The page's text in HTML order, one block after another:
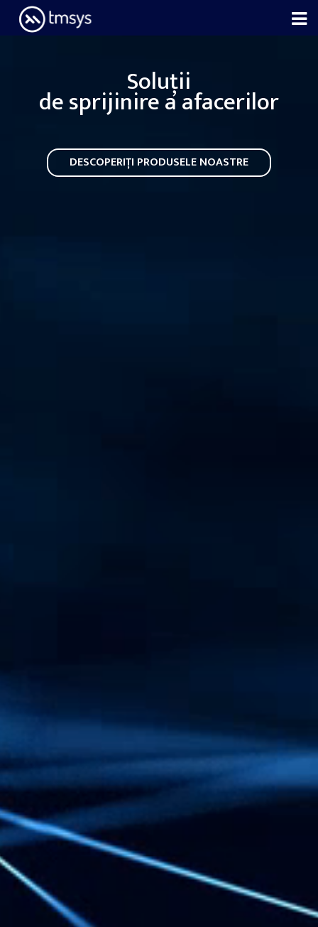
Soluții
de sprijinire a afacerilor
DESCOPERIȚI PRODUSELE NOASTRE